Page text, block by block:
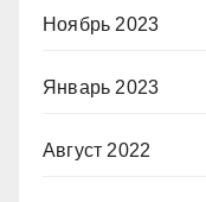
Ноябрь 2023
Январь 2023
Август 2022